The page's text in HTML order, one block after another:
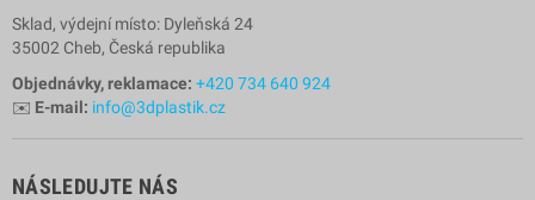
Sklad, výdejní místo: Dyleňská 24
35002 Cheb, Česká republika
Objednávky, reklamace: +420 734 640 924
✉️ E-mail: info@3dplastik.cz
NÁSLEDUJTE NÁS